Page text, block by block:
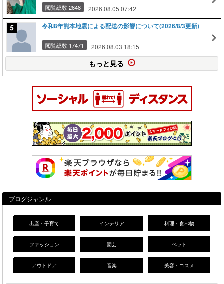
閲覧総数 2648 2026.08.05 07:42
令和8年熊本地震による配送の影響について(2026/8/3更新)
閲覧総数 17471 2026.08.03 18:15
もっと見る
ブログジャンル
出産・子育て インテリア 料理・食べ物
ファッション 園芸 ペット
アウトドア 音楽 美容・コスメ